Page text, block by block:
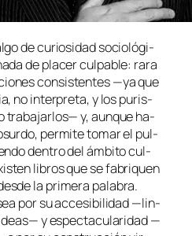
de cu­rio­si­dad so­cio­ló­gi­
de pla­cer cul­pa­ble: ra­ra
con­sis­ten­tes —ya que
no in­ter­pre­ta, y los pu­ris­
tra­ba­jar­los— y, aun­que ha­
per­mi­te to­mar el pul­
den­tro del ám­bi­to cul­
li­bros que se fa­bri­quen
la pri­me­ra pa­la­bra.
por su ac­ce­si­bi­li­dad —lin­
y es­pec­ta­cu­la­ri­dad —